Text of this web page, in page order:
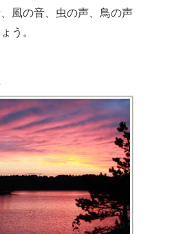
風の音、虫の声、鳥の声
う。